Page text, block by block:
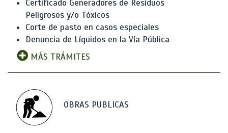
Certificado Generadores de Residuos
Peligrosos y/o Tóxicos
Corte de pasto en casos especiales
Denuncia de Líquidos en la Vía Pública
MÁS TRÁMITES
OBRAS PUBLICAS